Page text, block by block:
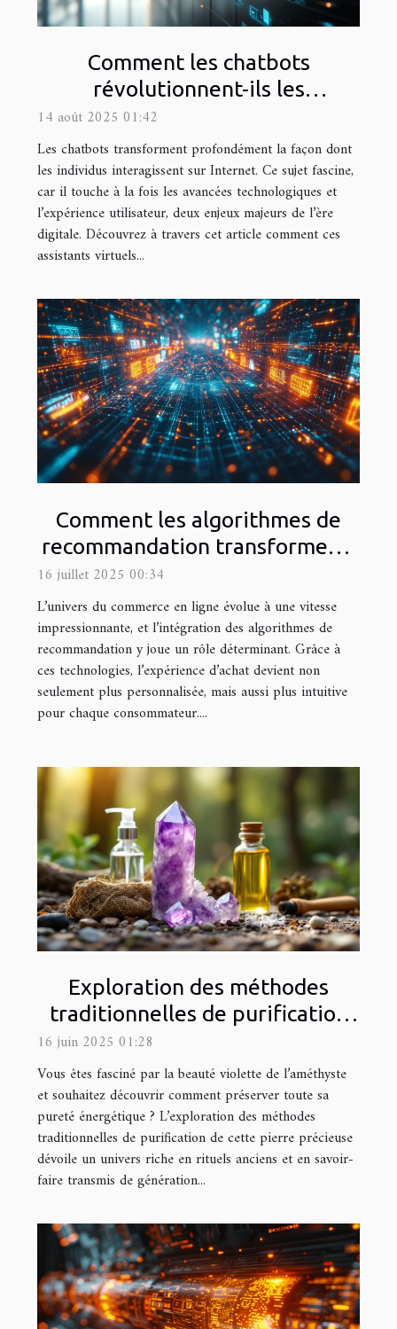
Comment les chatbots
révolutionnent-ils les
interactions en ligne ?
14 août 2025 01:42
Les chatbots transforment profondément la façon dont
les individus interagissent sur Internet. Ce sujet fascine,
car il touche à la fois les avancées technologiques et
l’expérience utilisateur, deux enjeux majeurs de l’ère
digitale. Découvrez à travers cet article comment ces
assistants virtuels...
Comment les algorithmes de
recommandation transforment-
ils le commerce en ligne ?
16 juillet 2025 00:34
L’univers du commerce en ligne évolue à une vitesse
impressionnante, et l’intégration des algorithmes de
recommandation y joue un rôle déterminant. Grâce à
ces technologies, l’expérience d’achat devient non
seulement plus personnalisée, mais aussi plus intuitive
pour chaque consommateur....
Exploration des méthodes
traditionnelles de purification
de l'améthyste
16 juin 2025 01:28
Vous êtes fasciné par la beauté violette de l’améthyste
et souhaitez découvrir comment préserver toute sa
pureté énergétique ? L’exploration des méthodes
traditionnelles de purification de cette pierre précieuse
dévoile un univers riche en rituels anciens et en savoir-
faire transmis de génération...